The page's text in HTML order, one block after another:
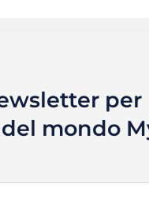
mondo